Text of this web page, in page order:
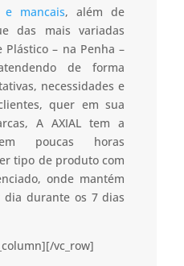
e mancais, além de
das mais variadas
– na Penha –
de forma
necessidades e
quer em sua
A AXIAL tem a
poucas horas
tipo de produto com
onde mantém
durante os 7 dias
vc_row]